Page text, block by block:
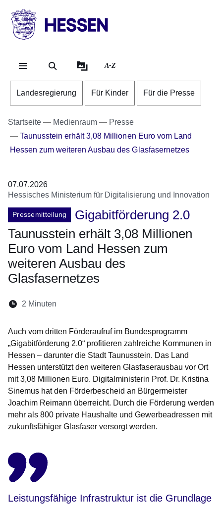
HESSEN
Landesregierung
A-Z
Landesregierung Für Kinder Für die Presse
Startseite Medienraum
Presse
Taunusstein erhält 3,08 Millionen Euro vom Land
Hessen zum weiteren Ausbau des Glasfasernetzes
07.07.2026
Hessisches Ministerium für Digitalisierung und Innovation
Pressemitteilung
Gigabitförderung 2.0
Taunusstein erhält 3,08 Millionen
Euro vom Land Hessen zum
weiteren Ausbau des
Glasfasernetzes
Lesedauer:
2 Minuten
Auch vom dritten Förderaufruf im Bundesprogramm
„Gigabitförderung 2.0“ profitieren zahlreiche Kommunen in
Hessen – darunter die Stadt Taunusstein. Das Land
Hessen unterstützt den weiteren Glasfaserausbau vor Ort
mit 3,08 Millionen Euro. Digitalministerin Prof. Dr. Kristina
Sinemus hat den Förderbescheid an Bürgermeister
Joachim Reimann überreicht. Durch die Förderung werden
mehr als 800 private Haushalte und Gewerbeadressen mit
zukunftsfähiger Glasfaser versorgt werden.
Leistungsfähige Infrastruktur ist die Grundlage